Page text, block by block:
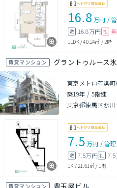
16.8万円 /
敷 16.8万円 礼
1LDK/40.24㎡ /2階
賃貸マンション グラントゥルース
東京メトロ有楽
築19年 /5階建
東京都練馬区氷
7.5 万円 /管
敷 7.5万円礼
1K /21.61㎡ / 1階
賃貸マンション 豊玉屋ビル